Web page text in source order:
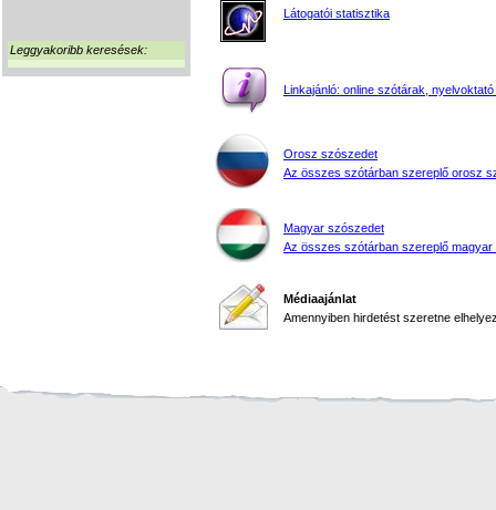
Leggyakoribb keresések:
Látogatói statisztika
Linkajánló: online szótárak, nyelvoktató
Orosz szószedet
Az összes szótárban szereplő orosz
Magyar szószedet
Az összes szótárban szereplő magyar
Médiaajánlat
Amennyiben hirdetést szeretne